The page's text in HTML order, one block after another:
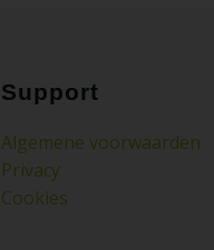
Support
Algemene voorwaarden
Privacy
Cookies